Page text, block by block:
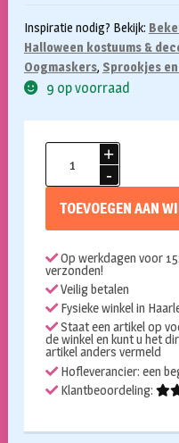
Inspiratie nodig? Bekijk:
Halloween kostuums &
Oogmaskers, Sprookjes
9 op voorraad
Batman
TOEVOEGEN AAN
Op werkdagen voor
verzonden!
Veilig betalen
Fysieke winkel in
Staat een artikel op
de winkel en kunt u het
artikel anders vermeld
Hofleverancier: een
Klantbeoordeling: